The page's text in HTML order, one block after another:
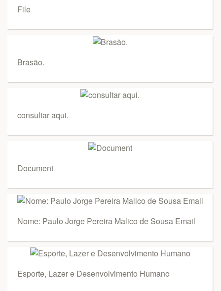
File
Brasão.
consultar aqui.
Document
Nome: Paulo Jorge Pereira Malico de Sousa Email
Esporte, Lazer e Desenvolvimento Humano